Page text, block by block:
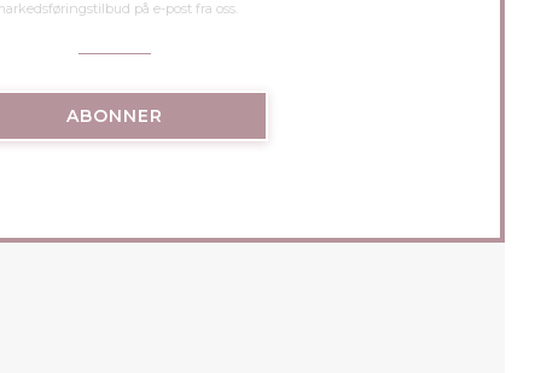
på e-post fra oss.
ABONNER